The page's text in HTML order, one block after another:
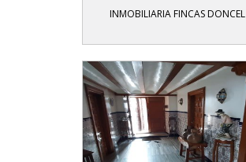
INMOBILIARIA FINCAS DONCEL